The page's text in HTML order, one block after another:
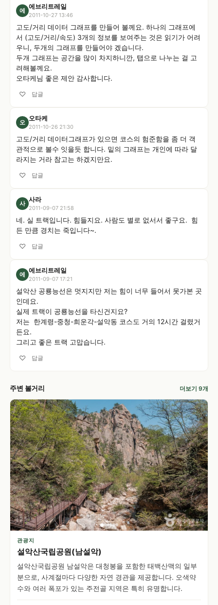
에 에브리트레일
2011-10-27 13:46
고도/거리 데이터 그래프를 만들어 볼께요. 하나의 그래프에
서 (고도/거리/속도) 3개의 정보를 보여주는 것은 읽기가 어려
우니, 두개의 그래프를 만들어야 겠습니다.
두개 그래프는 공간을 많이 차지하니깐, 탭으로 나누는 걸 고
려해볼께요.
오타케님 좋은 제안 감사합니다.
♡
답글
오 오타케
2011-10-26 21:30
고도/거리 데이터그래프가 있으면 코스의 험준함을 좀 더 객
관적으로 볼수 잇을듯 합니다. 밑의 그래프는 개인에 따라 달
라지는 거라 참고는 하겠지만요.
♡
답글
사 사라
2011-09-07 21:58
네. 실 트랙입니다. 힘들지요. 사람도 별로 없서서 좋구요.  힘
든 만큼 경치는 죽입니다~.
♡
답글
에 에브리트레일
2011-09-07 17:21
설악산 공룡능선은 멋지지만 저는 힘이 너무 들어서 못가본 곳
인데요.
실제 트랙이 공룡능선을 타신건지요?
저는  한계령-중청-희운각-설악동 코스도 거의 12시간 걸렸거
든요.
그리고 좋은 트랙 고맙습니다.
♡
답글
주변 볼거리 더보기 9개
관광지
설악산국립공원(남설악)
설악산국립공원 남설악은 대청봉을 포함한 태백산맥의 일부
분으로, 사계절마다 다양한 자연 경관을 제공합니다. 오색약
수와 여러 폭포가 있는 주전골 지역은 특히 유명합니다.